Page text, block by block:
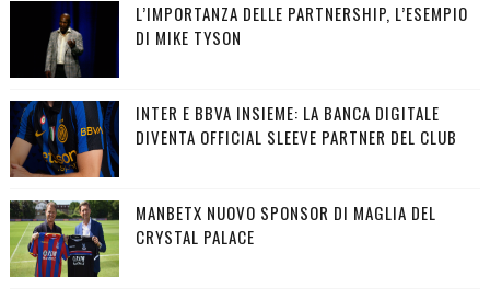
L’IMPORTANZA DELLE PARTNERSHIP, L’ESEMPIO
DI MIKE TYSON
INTER E BBVA INSIEME: LA BANCA DIGITALE
DIVENTA OFFICIAL SLEEVE PARTNER DEL CLUB
MANBETX NUOVO SPONSOR DI MAGLIA DEL
CRYSTAL PALACE